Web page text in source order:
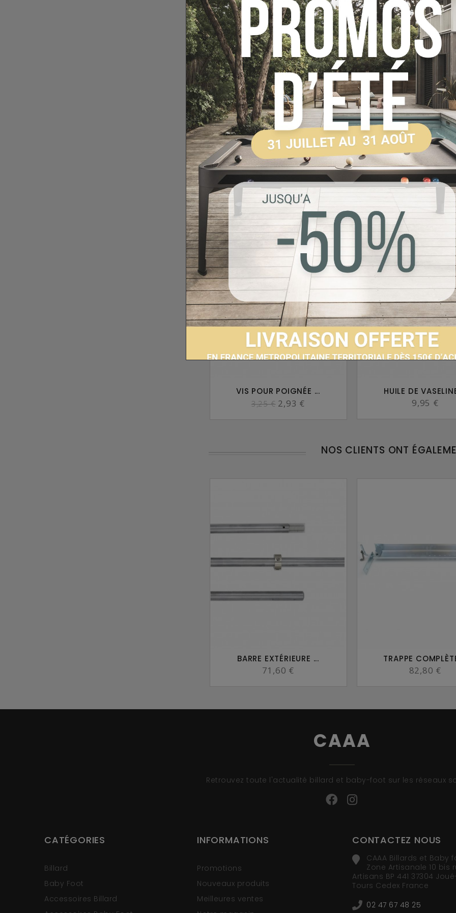
Cet avis vous a-t-il été utile ?
Oui Non
Client anonymepublié le 13/04/2019 suite à une
5/5
très bien
Cet avis vous a-t-il été utile ?
Oui 0 Non 0
30 AUTRES PRODUITS DANS LA
VIS POUR POIGNÉE ...
3,25 € 2,93 €
-10%
HUILE DE
9,95 €
NOS CLIENTS ONT
BARRE EXTÉRIEURE ...
71,60 €
TRAPPE
82,80 €
CAAA
Retrouvez toute l'actualité billard et baby-foot sur les réseaux
CATÉGORIES
Billard
Baby Foot
Accessoires Billard
INFORMATIONS
Promotions
Nouveaux produits
Meilleures ventes
CONTACTEZ NOUS
CAAA Billards et Baby
Zone Artisanale 10 bis
Artisans BP 441 37304
Tours Cedex France
02 47 67 48 25